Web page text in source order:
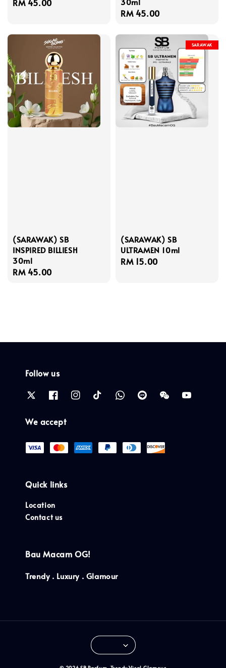
Regular
RM 45.00
Regular
RM 45.00
(SARAWAK) SB
INSPIRED BILLIESH
30ml
Regular
RM 45.00
SARAWAK
(SARAWAK) SB
ULTRAMEN 10ml
Regular
RM 15.00
Follow us
We accept
Quick links
Location
Contact us
Bau Macam OG!
Trendy . Luxury . Glamour